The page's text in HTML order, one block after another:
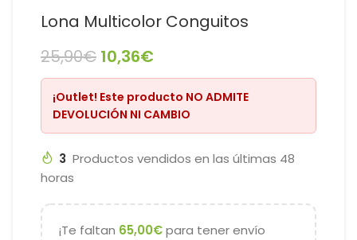
Lona Multicolor Conguitos
25,90€ 10,36€
¡Outlet! Este producto NO ADMITE
DEVOLUCIÓN NI CAMBIO
3 Productos vendidos en las últimas 48
horas
¡Te faltan 65,00€para tener envío